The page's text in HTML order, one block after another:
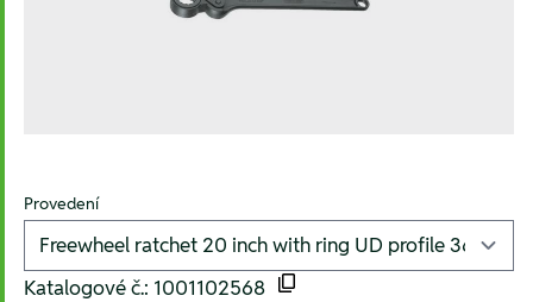
Provedení
Katalogové č.: 1001102568